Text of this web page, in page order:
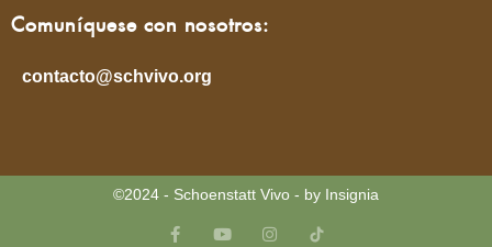
Comuníquese con nosotros:
contacto@schvivo.org
©2024 - Schoenstatt Vivo - by Insignia